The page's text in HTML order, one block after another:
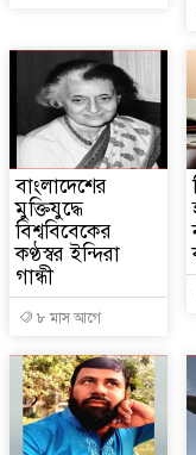
বাংলাদেশের
মুক্তিযুদ্ধে
বিশ্ববিবেকের
কণ্ঠস্বর ইন্দিরা
গান্ধী
৮ মাস আগে